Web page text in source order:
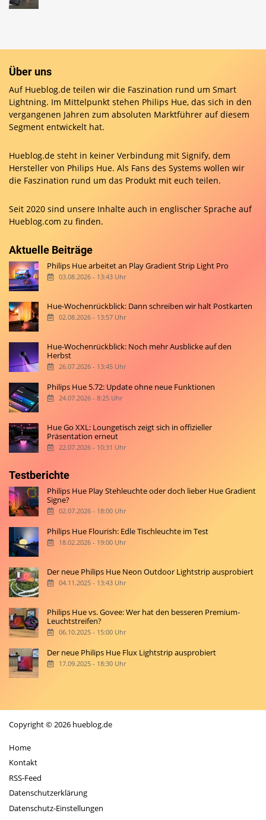
Über uns
Auf Hueblog.de teilen wir die Faszination rund um Smart
Lightning. Im Mittelpunkt stehen Philips Hue, das sich in den
vergangenen Jahren zum absoluten Marktführer auf diesem
Segment entwickelt hat.
Hueblog.de steht in keiner Verbindung mit Signify, dem
Hersteller von Philips Hue. Als Fans des Systems wollen wir
die Faszination rund um das Produkt mit euch teilen.
Seit 2020 sind unsere Inhalte auch in englischer Sprache auf
Hueblog.com zu finden.
Aktuelle Beiträge
Philips Hue arbeitet an Play Gradient Strip Light Pro
03.08.2026 - 13:43 Uhr
Hue-Wochenrückblick: Dann schreiben wir halt Postkarten
02.08.2026 - 13:57 Uhr
Hue-Wochenrückblick: Noch mehr Ausblicke auf den
Herbst
26.07.2026 - 13:45 Uhr
Philips Hue 5.72: Update ohne neue Funktionen
24.07.2026 - 8:25 Uhr
Hue Go XXL: Loungetisch zeigt sich in offizieller
Präsentation erneut
22.07.2026 - 10:31 Uhr
Testberichte
Philips Hue Play Stehleuchte oder doch lieber Hue Gradient
Signe?
02.07.2026 - 18:00 Uhr
Philips Hue Flourish: Edle Tischleuchte im Test
18.02.2026 - 19:00 Uhr
Der neue Philips Hue Neon Outdoor Lightstrip ausprobiert
04.11.2025 - 13:43 Uhr
Philips Hue vs. Govee: Wer hat den besseren Premium-
Leuchtstreifen?
06.10.2025 - 15:00 Uhr
Der neue Philips Hue Flux Lightstrip ausprobiert
17.09.2025 - 18:30 Uhr
Copyright © 2026 hueblog.de
Home
Kontakt
RSS-Feed
Datenschutzerklärung
Datenschutz-Einstellungen